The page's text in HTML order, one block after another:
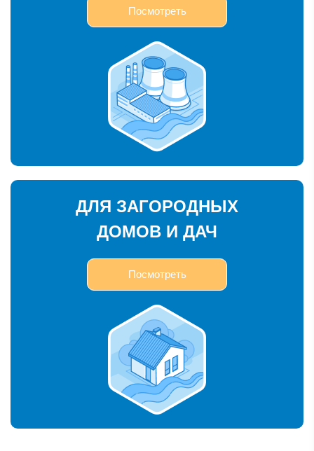
Посмотреть
ДЛЯ ЗАГОРОДНЫХ
ДОМОВ И ДАЧ
Посмотреть